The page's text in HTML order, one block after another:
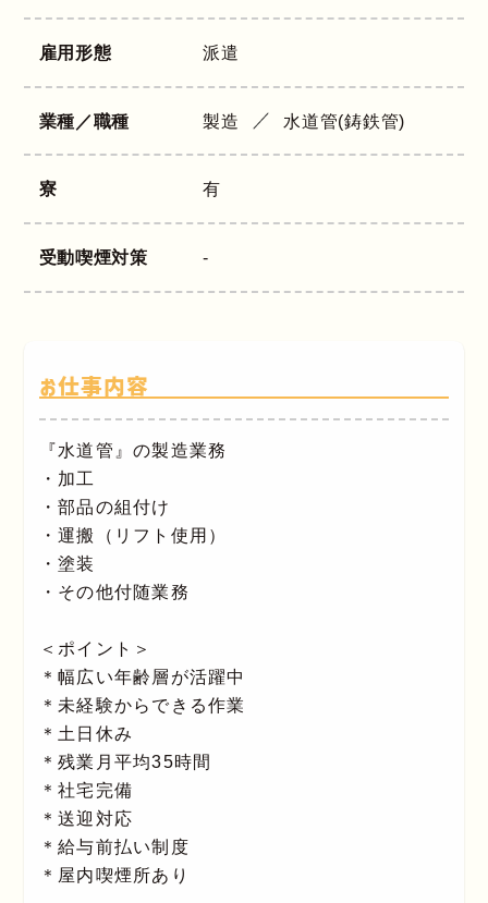
雇用形態 派遣
業種／職種 製造 水道管(鋳鉄管)
寮 有
受動喫煙対策 -
お仕事内容
『水道管』の製造業務
・加工
・部品の組付け
・運搬（リフト使用）
・塗装
・その他付随業務
＜ポイント＞
＊幅広い年齢層が活躍中
＊未経験からできる作業
＊土日休み
＊残業月平均35時間
＊社宅完備
＊送迎対応
＊給与前払い制度
＊屋内喫煙所あり